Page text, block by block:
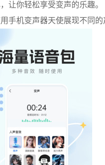
让你轻松享受变声的乐趣。
手机变声器天使展现不同的